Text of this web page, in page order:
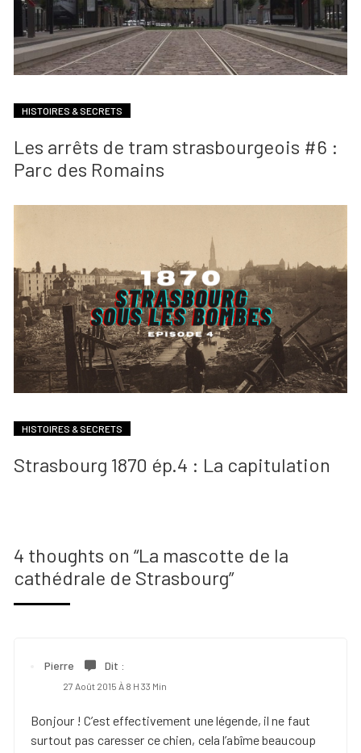
HISTOIRES & SECRETS
Les arrêts de tram strasbourgeois #6 :
Parc des Romains
HISTOIRES & SECRETS
Strasbourg 1870 ép.4 : La capitulation
4 thoughts on “La mascotte de la
cathédrale de Strasbourg”
Pierre Dit :
27 Août 2015 À 8 H 33 Min
Bonjour ! C’est effectivement une légende, il ne faut
surtout pas caresser ce chien, cela l’abîme beaucoup